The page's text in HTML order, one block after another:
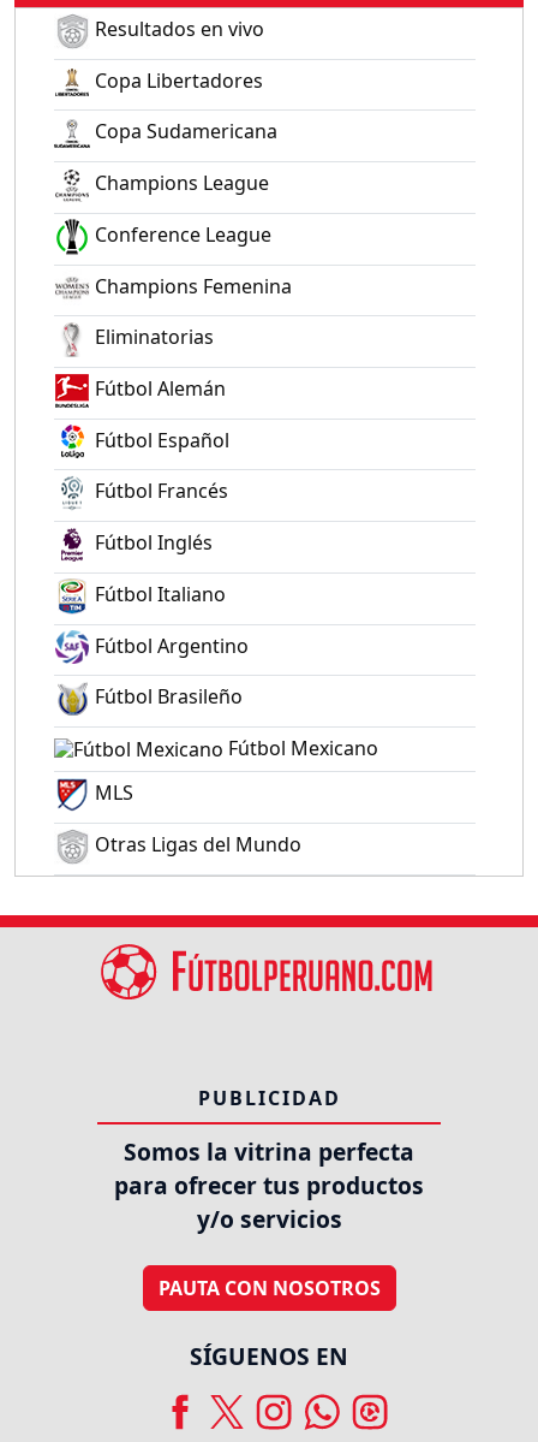
Resultados en vivo
Copa Libertadores
Copa Sudamericana
Champions League
Conference League
Champions Femenina
Eliminatorias
Fútbol Alemán
Fútbol Español
Fútbol Francés
Fútbol Inglés
Fútbol Italiano
Fútbol Argentino
Fútbol Brasileño
Fútbol Mexicano
MLS
Otras Ligas del Mundo
PUBLICIDAD
Somos la vitrina perfecta
para ofrecer tus productos
y/o servicios
PAUTA CON NOSOTROS
SÍGUENOS EN